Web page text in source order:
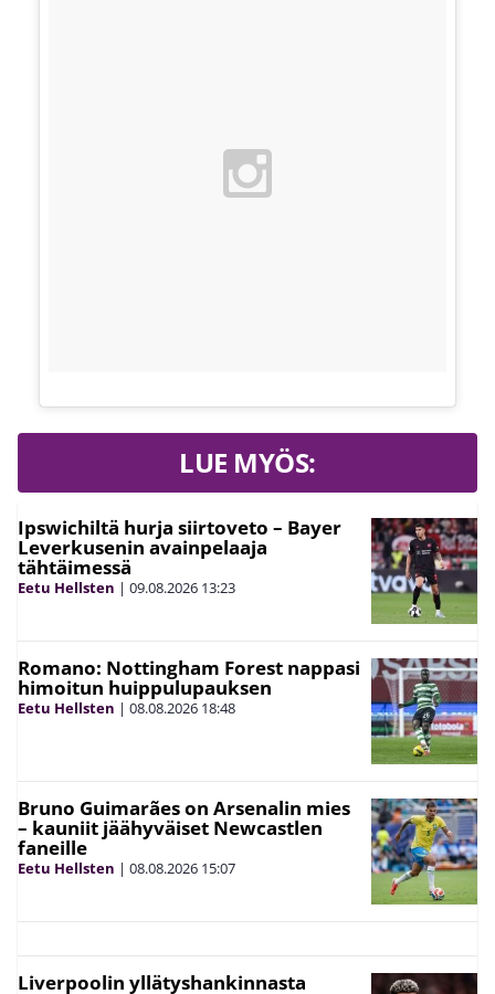
LUE MYÖS:
Ipswichiltä hurja siirtoveto – Bayer
Leverkusenin avainpelaaja
tähtäimessä
Eetu Hellsten | 09.08.2026 13:23
Romano: Nottingham Forest nappasi
himoitun huippulupauksen
Eetu Hellsten | 08.08.2026 18:48
Bruno Guimarães on Arsenalin mies
– kauniit jäähyväiset Newcastlen
faneille
Eetu Hellsten | 08.08.2026 15:07
Liverpoolin yllätyshankinnasta